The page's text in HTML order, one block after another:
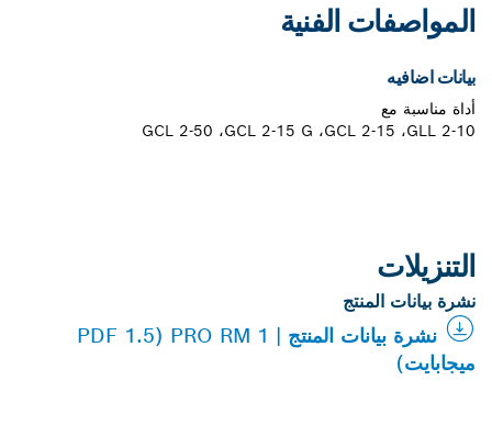
المواصفات الفنية
بيانات اضافيه
أداة مناسبة مع
GLL 2-10،‏ GCL 2-15،‏ GCL 2-15 G،‏ GCL 2-50
التنزيلات
نشرة بيانات المنتج
نشرة بيانات المنتج | PRO RM 1 (PDF 1.5
ميجابايت)